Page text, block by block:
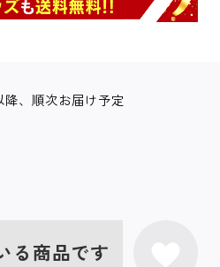
降、順次お届け予定
る商品です